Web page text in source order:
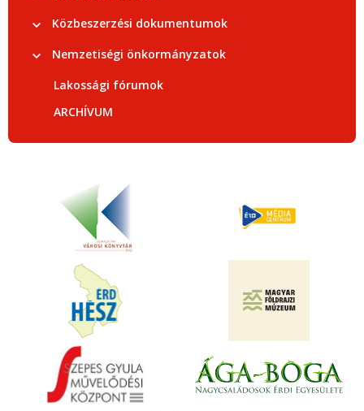
Közbeszerzési dokumentumok
Nemzetiségi önkormányzatok
Lakossági fórumok
ARCHÍVUM